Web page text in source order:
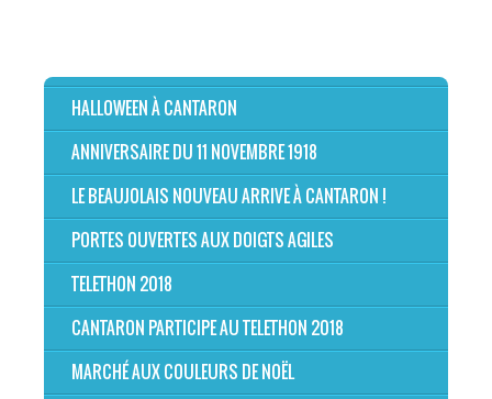
HALLOWEEN À CANTARON
ANNIVERSAIRE DU 11 NOVEMBRE 1918
LE BEAUJOLAIS NOUVEAU ARRIVE À CANTARON !
PORTES OUVERTES AUX DOIGTS AGILES
TELETHON 2018
CANTARON PARTICIPE AU TELETHON 2018
MARCHÉ AUX COULEURS DE NOËL